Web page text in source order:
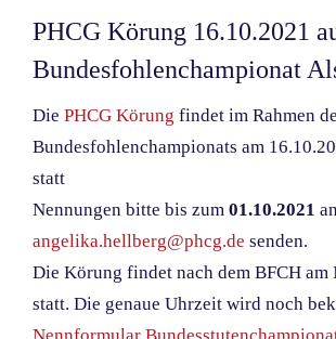
grösseres
Bild
PHCG Körung 16.10.2021
Bundesfohlenchampionat
Die PHCG Körung findet im Rahmen
Bundesfohlenchampionats am
statt
Nennungen bitte bis zum 01.10.2021 an
angelika.hellberg@phcg.de senden.
Die Körung findet nach dem BFCH am
statt. Die genaue Uhrzeit wird noch
Nennformular